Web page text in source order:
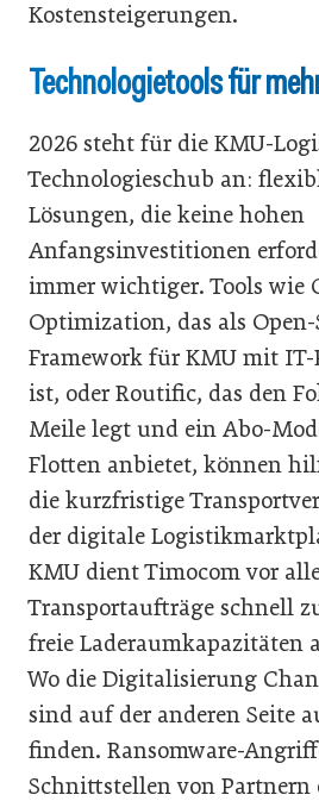
Kostensteigerungen.
Technologietools für
2026 steht für die KMU-
Technologieschub an:
Lösungen, die keine hohen
Anfangsinvestitionen
immer wichtiger. Tools wie
Optimization, das als Open-
Framework für KMU mit
ist, oder Routific, das den
Meile legt und ein Abo-
Flotten anbietet, können
die kurzfristige
der digitale
KMU dient Timocom vor
Transportaufträge schnell
freie Laderaumkapazitäten
Wo die Digitalisierung
sind auf der anderen Seite
finden. Ransomware-
Schnittstellen von Partnern